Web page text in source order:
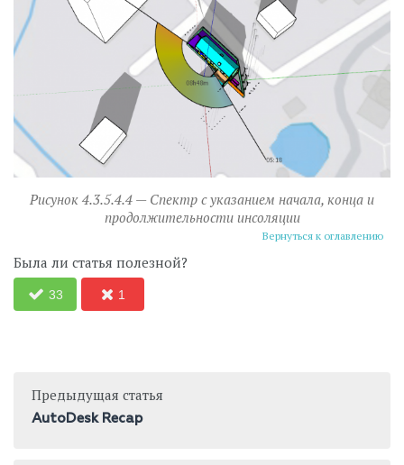
Рисунок 4.3.5.4.4 — Спектр с указанием начала, конца и
продолжительности инсоляции
Вернуться к оглавлению
Была ли статья полезной?
33 1
Предыдущая статья
AutoDesk Recap